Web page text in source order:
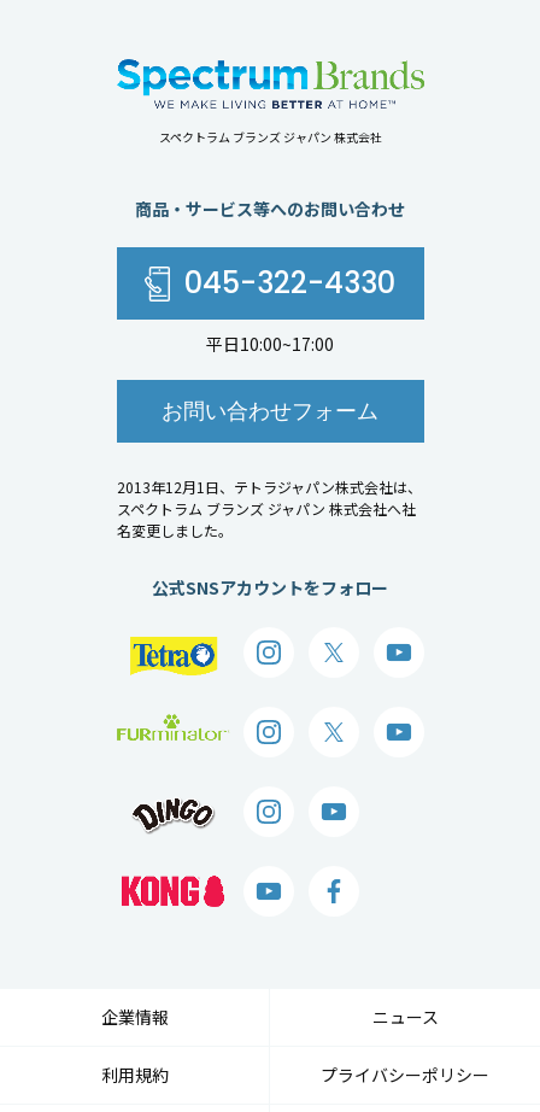
スペクトラム ブランズ ジャパン 株式会社
商品・サービス等へのお問い合わせ
045-322-4330
平日10:00~17:00
お問い合わせフォーム
2013年12月1日、テトラジャパン株式会社は、
スペクトラム ブランズ ジャパン 株式会社へ社
名変更しました。
公式SNSアカウントをフォロー
企業情報 ニュース
利用規約 プライバシーポリシー